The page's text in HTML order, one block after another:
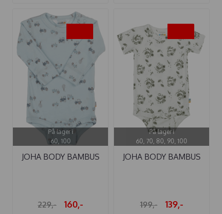
På lager i
60, 100
JOHA BODY BAMBUS
229,- 160,-
På lager i
60, 70, 80, 90, 100
JOHA BODY BAMBUS
199,- 139,-